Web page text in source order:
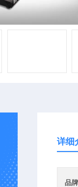
详细
品牌